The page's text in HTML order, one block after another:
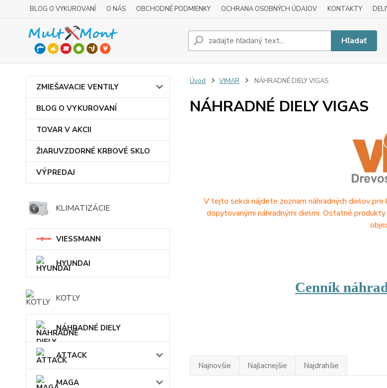
BLOG O VYKUROVANÍ O NÁS OBCHODNÉ PODMIENKY OCHRANA OSOBNÝCH ÚDAJOV KONTAKTY
Hľadať
ZMIEŠAVACIE VENTILY
BLOG O VYKUROVANÍ
TOVAR V AKCII
ŽIARUVZDORNÉ KRBOVÉ SKLO
VÝPREDAJ
KLIMATIZÁCIE
VIESSMANN
HYUNDAI
KOTLY
NÁHRADNÉ DIELY
ATTACK
MAGA
Úvod VIMAR NÁHRADNÉ DIELY VIGAS
NÁHRADNÉ DIELY VIGAS
V tejto sekcii nájdete zoznam náhradných dielov
dopytovanými náhradnými dielmi. Ostatné
Cenník
Najnovšie Najlacnejšie Najdrahšie